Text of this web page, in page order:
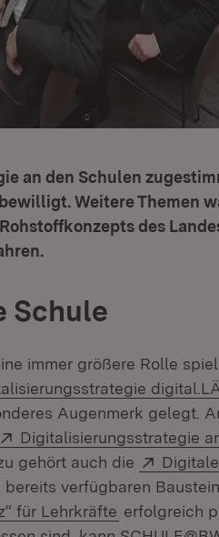
an den Schulen
Weitere Themen
des
Schule
immer größere Rolle
Augenmerk gelegt.
Extern:
Digitalisierungsstrategie
Fenster)
gehört auch die Extern:
Digitale
Fenster)
bereits verfügbaren
für Lehrkräfte (Öffnet in
erfolgreich